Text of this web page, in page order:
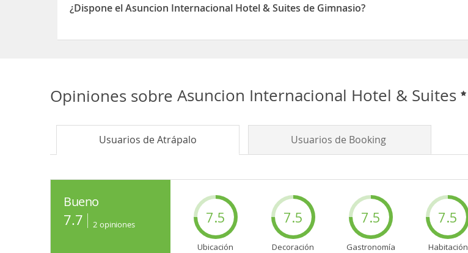
¿Dispone el Asuncion Internacional Hotel & Suites de Gimnasio?
Opiniones sobre Asuncion Internacional Hotel & Suites
Usuarios deAtrápalo Usuarios de Booking
Bueno
7.7 2 opiniones 7.5
Ubicación
7.5
Decoración
7.5
Gastronomía
7.5
Habitación